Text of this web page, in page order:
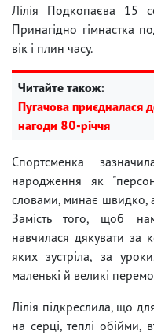
Лілія Подкопаєва 15
Принагідно гімнастка
вік і плин часу.
Читайте також:
Пугачова приєдналася
нагоди 80-річчя
Спортсменка
народження як
словами, минає швидко,
Замість того, щоб
навчилася дякувати
яких зустріла, за
маленькі й великі
Лілія підкреслила, що
на серці, теплі обійми,